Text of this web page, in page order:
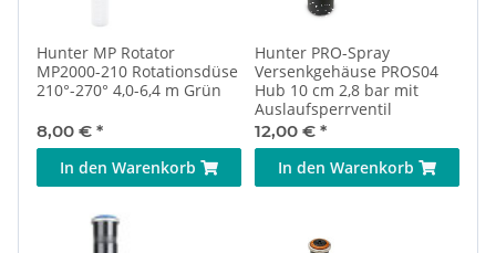
Hunter MP Rotator
MP2000-210 Rotationsdüse
210°-270° 4,0-6,4 m Grün
8,00 € *
In den Warenkorb
Hunter PRO-Spray
Versenkgehäuse PROS04
Hub 10 cm 2,8 bar mit
Auslaufsperrventil
12,00 € *
In den Warenkorb